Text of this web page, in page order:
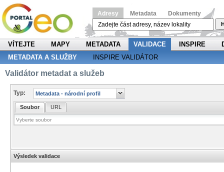
Adresy Metadata Dokumenty
VÍTEJTE MAPY METADATA VALIDACE INSPIRE
METADATA A SLUŽBY
INSPIRE VALIDÁTOR
Validátor metadat a služeb
Typ:
Soubor URL
Výsledek validace